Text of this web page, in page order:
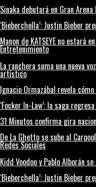
Sinaka debutará en Gran
‘Bieberchella’: Justin Bieber
Manon de KATSEYE no estará
Entretenimiento
La ranchera suma una nueva
artístico
Ignacio Ormazábal revela
‘Focker In-Law’: la saga
31 Minutos confirma gira
De La Ghetto se sube al
Redes Sociales
Kidd Voodoo y Pablo Alborán se
‘Bieberchella’: Justin Bieber